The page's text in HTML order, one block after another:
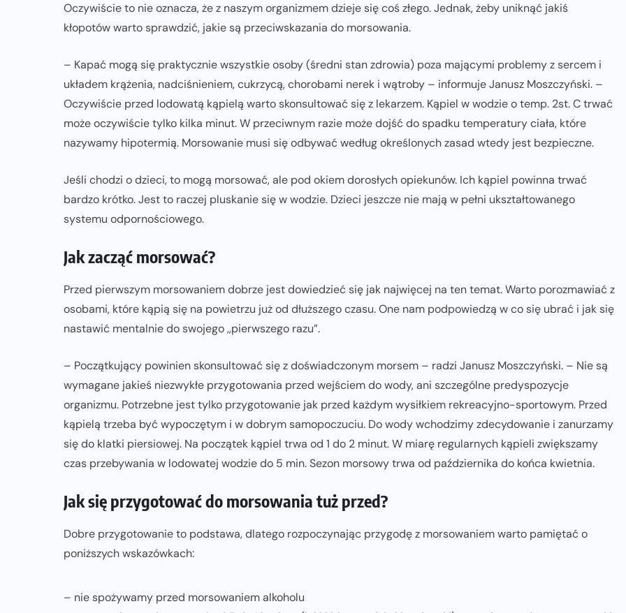
Oczywiście to nie oznacza, że z naszym organizmem dzieje się coś złego. Jednak, żeby uniknąć jakiś
kłopotów warto sprawdzić, jakie są przeciwskazania do morsowania.
– Kapać mogą się praktycznie wszystkie osoby (średni stan zdrowia) poza mającymi problemy z sercem i
układem krążenia, nadciśnieniem, cukrzycą, chorobami nerek i wątroby – informuje Janusz Moszczyński. –
Oczywiście przed lodowatą kąpielą warto skonsultować się z lekarzem. Kąpiel w wodzie o temp. 2st. C trwać
może oczywiście tylko kilka minut. W przeciwnym razie może dojść do spadku temperatury ciała, które
nazywamy hipotermią. Morsowanie musi się odbywać według określonych zasad wtedy jest bezpieczne.
Jeśli chodzi o dzieci, to mogą morsować, ale pod okiem dorosłych opiekunów. Ich kąpiel powinna trwać
bardzo krótko. Jest to raczej pluskanie się w wodzie. Dzieci jeszcze nie mają w pełni ukształtowanego
systemu odpornościowego.
Jak zacząć morsować?
Przed pierwszym morsowaniem dobrze jest dowiedzieć się jak najwięcej na ten temat. Warto porozmawiać z
osobami, które kąpią się na powietrzu już od dłuższego czasu. One nam podpowiedzą w co się ubrać i jak się
nastawić mentalnie do swojego ,,pierwszego razu”.
– Początkujący powinien skonsultować się z doświadczonym morsem – radzi Janusz Moszczyński. – Nie są
wymagane jakieś niezwykłe przygotowania przed wejściem do wody, ani szczególne predyspozycje
organizmu. Potrzebne jest tylko przygotowanie jak przed każdym wysiłkiem rekreacyjno-sportowym. Przed
kąpielą trzeba być wypoczętym i w dobrym samopoczuciu. Do wody wchodzimy zdecydowanie i zanurzamy
się do klatki piersiowej. Na początek kąpiel trwa od 1 do 2 minut. W miarę regularnych kąpieli zwiększamy
czas przebywania w lodowatej wodzie do 5 min. Sezon morsowy trwa od października do końca kwietnia.
Jak się przygotować do morsowania tuż przed?
Dobre przygotowanie to podstawa, dlatego rozpoczynając przygodę z morsowaniem warto pamiętać o
poniższych wskazówkach:
– nie spożywamy przed morsowaniem alkoholu